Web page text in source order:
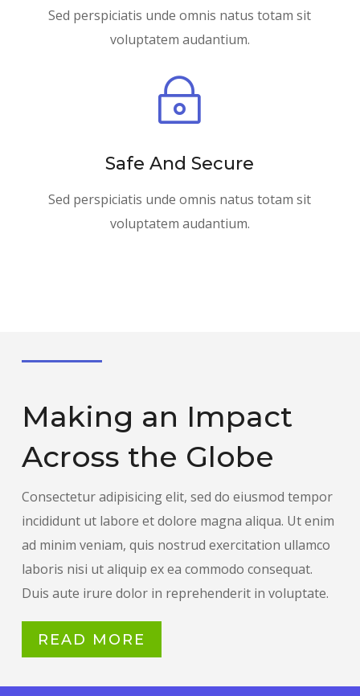
Sed perspiciatis unde omnis natus totam sit
voluptatem audantium.
~
Safe And Secure
Sed perspiciatis unde omnis natus totam sit
voluptatem audantium.
Making an Impact
Across the Globe
Consectetur adipisicing elit, sed do eiusmod tempor
incididunt ut labore et dolore magna aliqua. Ut enim
ad minim veniam, quis nostrud exercitation ullamco
laboris nisi ut aliquip ex ea commodo consequat.
Duis aute irure dolor in reprehenderit in voluptate.
READ MORE